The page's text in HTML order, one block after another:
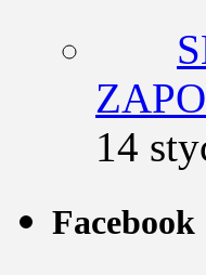
14
Facebook